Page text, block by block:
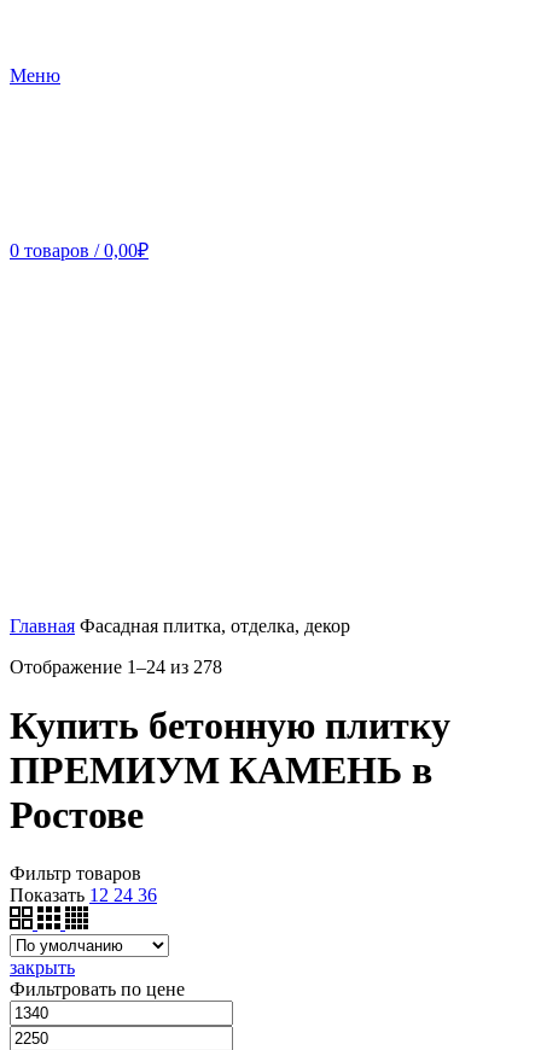
Меню
0 товаров / 0,00₽
Главная Фасадная плитка, отделка, декор
Отображение 1–24 из 278
Купить бетонную плитку
ПРЕМИУМ КАМЕНЬ в
Ростове
Фильтр товаров
Показать 12 24 36
закрыть
Фильтровать по цене